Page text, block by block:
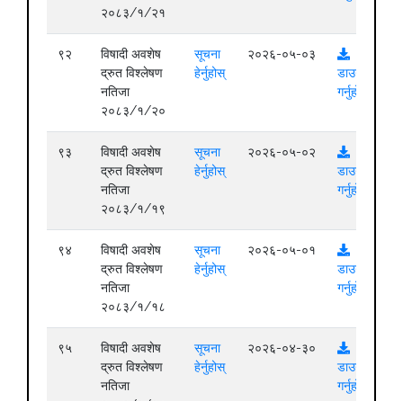
२०८३/१/२१
९२
विषादी अवशेष
द्रुत विश्लेषण
नतिजा
२०८३/१/२०
सूचना
हेर्नुहोस्
२०२६-०५-०३
डाउनलोड
गर्नुहोस्
९३
विषादी अवशेष
द्रुत विश्लेषण
नतिजा
२०८३/१/१९
सूचना
हेर्नुहोस्
२०२६-०५-०२
डाउनलोड
गर्नुहोस्
९४
विषादी अवशेष
द्रुत विश्लेषण
नतिजा
२०८३/१/१८
सूचना
हेर्नुहोस्
२०२६-०५-०१
डाउनलोड
गर्नुहोस्
९५
विषादी अवशेष
द्रुत विश्लेषण
नतिजा
सूचना
हेर्नुहोस्
२०२६-०४-३०
डाउनलोड
गर्नुहोस्